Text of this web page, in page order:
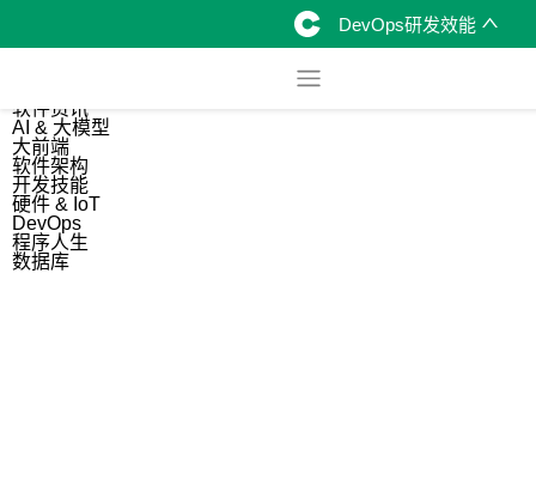
DevOps研发效能
软件资讯
AI & 大模型
大前端
软件架构
开发技能
硬件 & IoT
DevOps
程序人生
数据库